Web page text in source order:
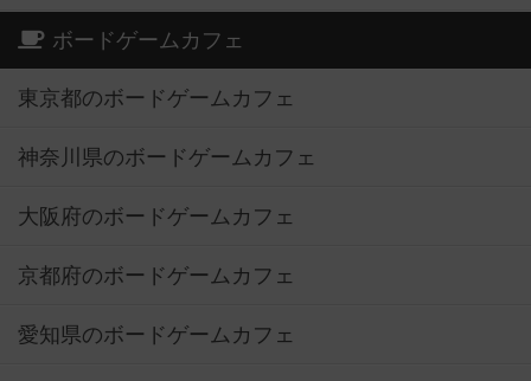
ボードゲームカフェ
東京都のボードゲームカフェ
神奈川県のボードゲームカフェ
大阪府のボードゲームカフェ
京都府のボードゲームカフェ
愛知県のボードゲームカフェ